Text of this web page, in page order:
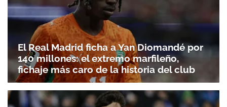
El Real Madrid ficha a Yan Diomandé por
140 millones: el extremo marfileño,
fichaje más caro de la historia del club